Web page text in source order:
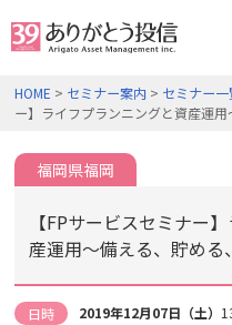
HOME > セミナー案内 > セミナー一
ー】ライフプランニングと資産運用
福岡県福岡
【FPサービスセミナー
産運用～備える、貯める
日時 2019年12月07日（土）